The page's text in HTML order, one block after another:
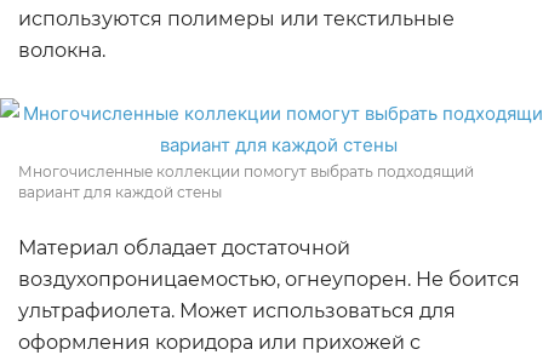
используются полимеры или текстильные
волокна.
Многочисленные коллекции помогут выбрать подходящий
вариант для каждой стены
Материал обладает достаточной
воздухопроницаемостью, огнеупорен. Не боится
ультрафиолета. Может использоваться для
оформления коридора или прихожей с